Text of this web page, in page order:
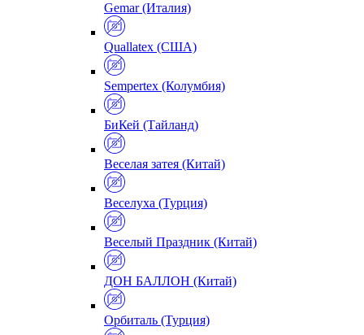
Gemar (Италия)
Quallatex (США)
Sempertex (Колумбия)
БиКей (Тайланд)
Веселая затея (Китай)
Веселуха (Турция)
Веселый Праздник (Китай)
ДОН БАЛЛОН (Китай)
Орбиталь (Турция)